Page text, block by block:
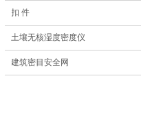
扣 件
土壤无核湿度密度仪
建筑密目安全网